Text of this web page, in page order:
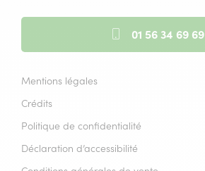
01 56 34 69 69
Mentions légales
Crédits
Politique de confidentialité
Déclaration d’accessibilité